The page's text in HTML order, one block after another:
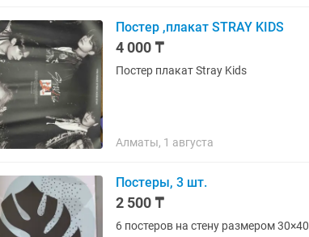
Постер ,плакат STRAY KIDS
4 000 ₸
Постер плакат Stray Kids
Алматы, 1 августа
Постеры, 3 шт.
2 500 ₸
6 постеров на стену размером 30×40